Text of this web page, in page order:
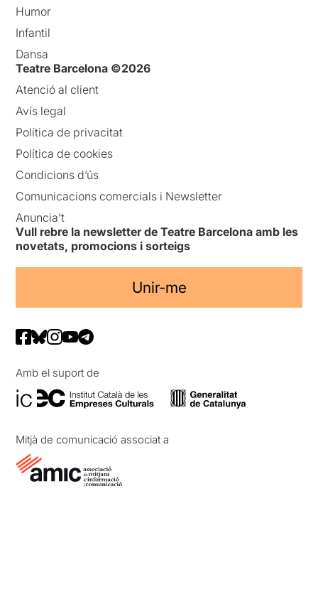
Humor
Infantil
Dansa
Teatre Barcelona ©2026
Atenció al client
Avís legal
Política de privacitat
Política de cookies
Condicions d’ús
Comunicacions comercials i Newsletter
Anuncia’t
Vull rebre la newsletter de Teatre Barcelona amb les
novetats, promocions i sorteigs
Unir-me
Amb el suport de
Mitjà de comunicació associat a